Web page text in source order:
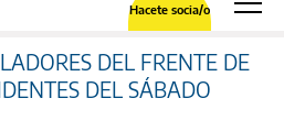
Hacete socia/o
DEL FRENTE DE
DEL SÁBADO